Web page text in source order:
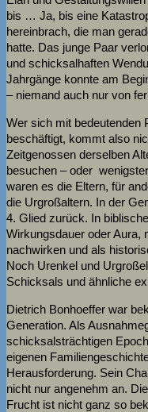
bis … Ja, bis eine
hereinbrach, die man
hatte. Das junge Paar
und schicksalhaften
Jahrgänge konnte am
– niemand auch nur von
Wer sich mit bedeutenden
beschäftigt, kommt also
Zeitgenossen derselben
besuchen – oder
waren es die Eltern, für
die Urgroßaltern. In der
4. Glied zurück. In
Wirkungsdauer oder Aura,
nachwirken und als
Noch Urenkel und
Schicksals und ähnliche
Dietrich Bonhoeffer war
Generation. Als
schicksalsträchtigen
eigenen
Herausforderung. Sein
nicht nur angenehm an.
Frucht ist nicht ganz so